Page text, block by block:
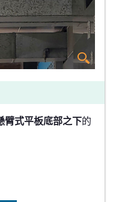
臂式平板底部之下的